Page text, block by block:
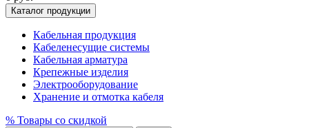
Каталог продукции
Кабельная продукция
Кабеленесущие системы
Кабельная арматура
Крепежные изделия
Электрооборудование
Хранение и отмотка кабеля
% Товары со скидкой